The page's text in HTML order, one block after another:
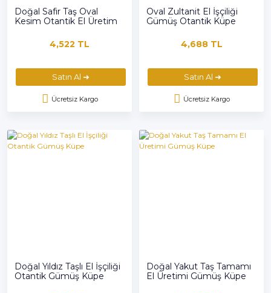
Doğal Safir Taş Oval
Kesim Otantik El Üretim
4,522 TL
Satın Al ➜
Ücretsiz Kargo
Oval Zultanit El İşçiliği
Gümüş Otantik Küpe
4,688 TL
Satın Al ➜
Ücretsiz Kargo
Doğal Yıldız Taşlı El İşçiliği
Otantik Gümüş Küpe
Doğal Yakut Taş Tamamı
El Üretimi Gümüş Küpe